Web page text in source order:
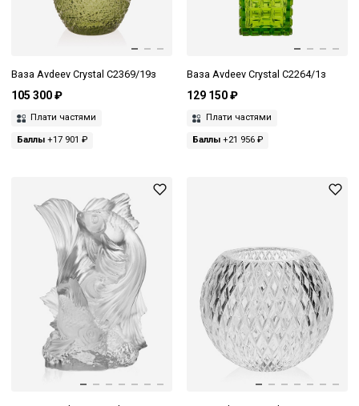
Ваза Avdeev Crystal С2369/19з
105 300 ₽
Плати частями
Баллы +17 901 ₽
Ваза Avdeev Crystal С2264/1з
129 150 ₽
Плати частями
Баллы+21 956 ₽